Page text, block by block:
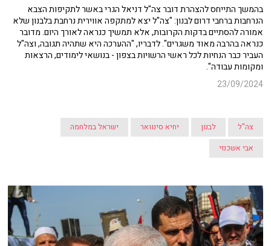
בהמשך התייחס להצהרת דובר צה"ל דניאל הגרי באשר לתקיפות הצבא
הנרחבות ברחבי דרום לבנון: "צה"ל יצא למתקפה אווירית נרחבת בלבנון שלא
אמורה להסתיים בדקות הקרובות, אלא תמשיך כנראה לאורך היום. מדובר
כנראה בהרבה מאוד משגרים". לדבריו, "ההערכה היא שתהיה תגובה, וצה"ל
העביר כבר הנחיות לכל ראשי הרשויות בצפון - בנושאי לימודים, הרצאות
ומקומות עבודה".
23/09/2024
צה"ל לבנון יחיא סינוואר
ישראל במלחמה
אבי אשכנזי